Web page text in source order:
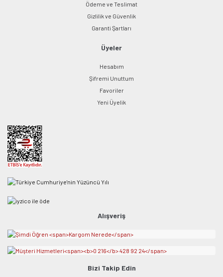
Ödeme ve Teslimat
Gizlilik ve Güvenlik
Garanti Şartları
Üyeler
Hesabım
Şifremi Unuttum
Favoriler
Yeni Üyelik
Alışveriş
Bizi Takip Edin